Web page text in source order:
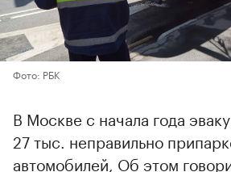
Фото: РБК
В Москве с начала года
27 тыс. неправильно
автомобилей, Об этом